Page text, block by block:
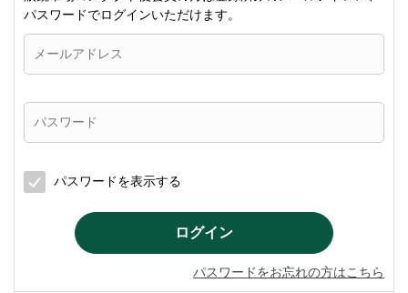
パスワードでログインいただけます。
パスワードを表示する
パスワードをお忘れの方はこちら